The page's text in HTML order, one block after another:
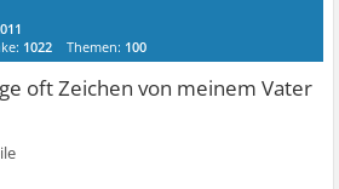
1022 Themen: 100
oft Zeichen von meinem Vater